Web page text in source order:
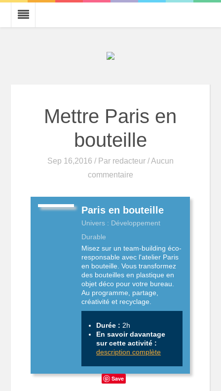
Mettre Paris en
bouteille
Sep 16,2016 / Par redacteur/ Aucun
commentaire
Paris en bouteille
Univers : Développement
Durable
Misez sur un team-building éco-
responsable avec l'atelier Paris
en bouteille. Vous transformez
des bouteilles en plastique en
objet déco pour votre bureau.
Au programme, partage,
créativité et recyclage.
Durée : 2h
En savoir davantage
sur cette activité :
description complète
Save